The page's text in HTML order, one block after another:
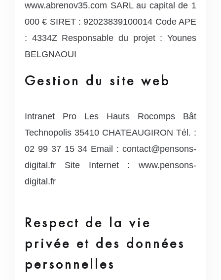
www.abrenov35.com SARL au capital de 1
000 € SIRET : 92023839100014 Code APE
: 4334ZResponsable du projet : Younes
BELGNAOUI
Gestion du site web
Intranet Pro Les Hauts Rocomps Bât
Technopolis 35410 CHATEAUGIRON Tél. :
02 99 37 15 34 Email : contact@pensons-
digital.fr Site Internet : www.pensons-
digital.fr
Respect de la vie
privée et des données
personnelles